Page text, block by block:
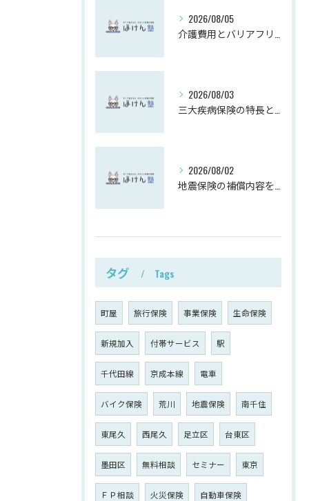
2026/08/05
2026/08/03
2026/08/02
タグ Tags
町屋 旅行保険 事業保険 生命保険
新規加入 付帯サービス 駅
千代田線 京成本線 電車
バイク保険 荒川 地震保険 南千住
東尾久 西尾久 足立区 台東区
墨田区 無料相談 セミナー 東京
ＦＰ相談 火災保険 自動車保険